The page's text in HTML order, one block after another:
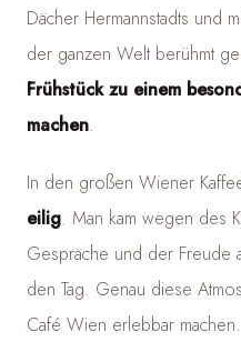
Dächer Hermannstadts und
der ganzen Welt berühmt
Frühstück zu einem
machen.
In den großen Wiener
eilig. Man kam wegen des
Gespräche und der Freude
den Tag. Genau diese
Café Wien erlebbar machen.